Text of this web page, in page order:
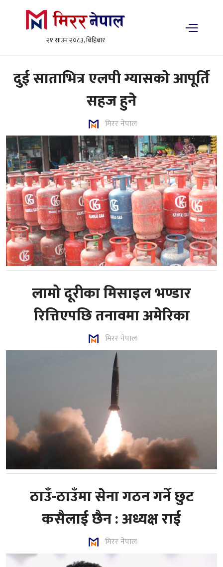
२१ साउन २०८३, बिहिबार
दुई साताभित्र एलपी ग्यासको आपूर्ति
सहज हुने
मिरर नेपाल
लामो दूरीका मिसाइल भण्डार
रित्तिएपछि तनावमा अमेरिका
मिरर नेपाल
ठाउँ-ठाउँमा सेना गठन गर्ने छुट
कसैलाई छैन : अध्यक्ष राई
मिरर नेपाल